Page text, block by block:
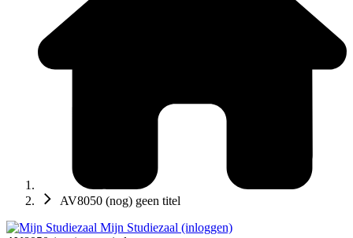
AV8050 (nog) geen titel
Mijn Studiezaal (inloggen)